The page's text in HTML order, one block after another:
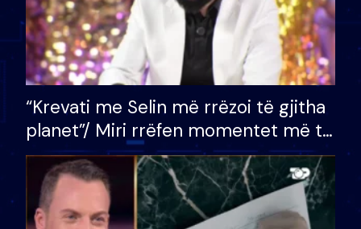
“Krevati me Selin më rrëzoi të gjitha
planet”/ Miri rrëfen momentet më të
bukura në shtëpinë e BB VIP: Do më
mungojë zilja e mëngjesit kur…